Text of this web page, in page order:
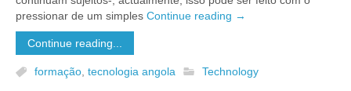
pressionar de um simples Continue reading →
Continue reading...
formação, tecnologia angola Technology